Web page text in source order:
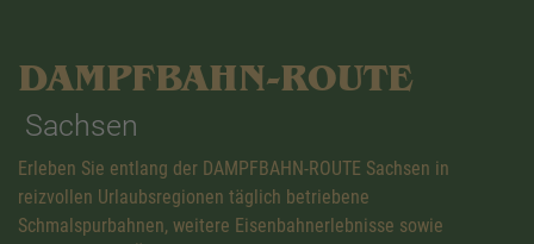
DAMPFBAHN-ROUTE
Sachsen
Erleben Sie entlang der DAMPFBAHN-ROUTE Sachsen in
reizvollen Urlaubsregionen täglich betriebene
Schmalspurbahnen, weitere Eisenbahnerlebnisse sowie